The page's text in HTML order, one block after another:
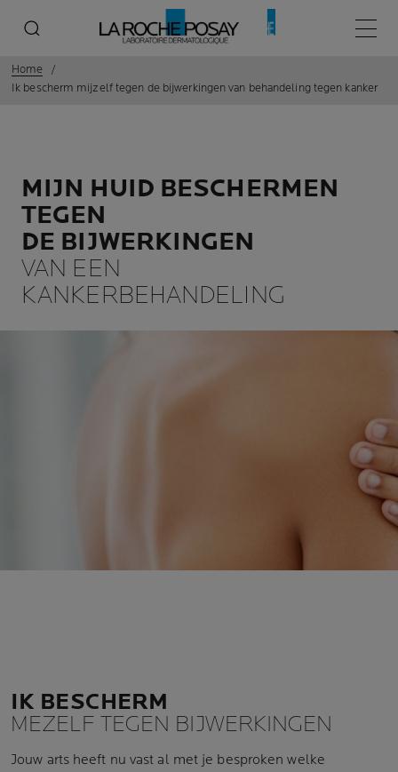
Home
Ik bescherm mijzelf tegen de bijwerkingen van behandeling tegen kanker
MIJN HUID BESCHERMEN
TEGEN
DE BIJWERKINGEN
VAN EEN
KANKERBEHANDELING
IK BESCHERM
MEZELF TEGEN BIJWERKINGEN
Jouw arts heeft nu vast al met je besproken welke